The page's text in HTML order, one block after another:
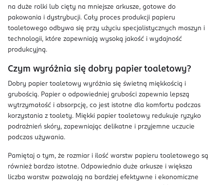
na duże rolki lub cięty na mniejsze arkusze, gotowe do
pakowania i dystrybucji. Cały proces produkcji papieru
toaletowego odbywa się przy użyciu specjalistycznych maszyn i
technologii, które zapewniają wysoką jakość i wydajność
produkcyjną.
Czym wyróżnia się dobry papier toaletowy?
Dobry papier toaletowy wyróżnia się świetną miękkością i
grubością. Papier o odpowiedniej grubości zapewnia lepszą
wytrzymałość i absorpcję, co jest istotne dla komfortu podczas
korzystania z toalety. Miękki papier toaletowy redukuje ryzyko
podrażnień skóry, zapewniając delikatne i przyjemne uczucie
podczas używania.
Pamiętaj o tym, że rozmiar i ilość warstw papieru toaletowego są
również bardzo istotne. Odpowiednio duże arkusze i większa
liczba warstw pozwalają na bardziej efektywne i ekonomiczne